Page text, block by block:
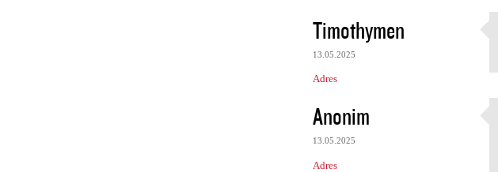
Timothymen
13.05.2025
Adres
Anonim
13.05.2025
Adres